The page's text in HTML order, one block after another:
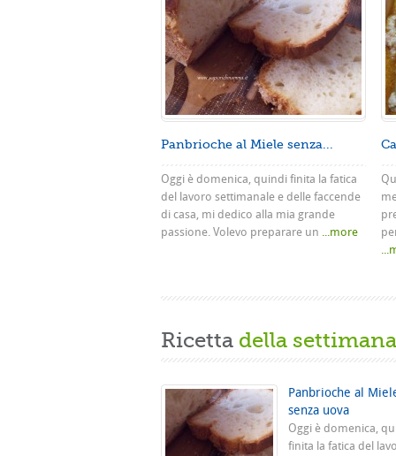
Panbrioche al Miele senza...
Oggi è domenica, quindi finita la fatica
del lavoro settimanale e delle faccende
di casa, mi dedico alla mia grande
passione. Volevo preparare un ...more
Ricetta della settimana
Panbrioche al
senza uova
Oggi è domenica,
finita la fatica del